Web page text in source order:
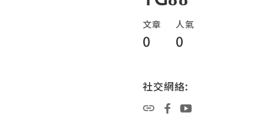
文章
0
人氣
0
社交網絡: